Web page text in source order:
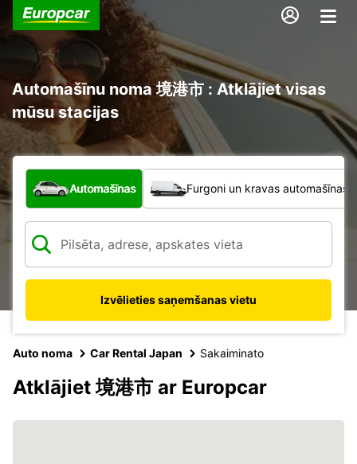
Automašīnu noma 境港市 : Atklājiet visas
mūsu stacijas
Kāda veida transportlīdzeklis?
Automašīnas Furgoni un kravas automašīnas
Izvēlieties saņemšanas vietu
Auto noma Car Rental Japan Sakaiminato
Atklājiet 境港市 ar Europcar